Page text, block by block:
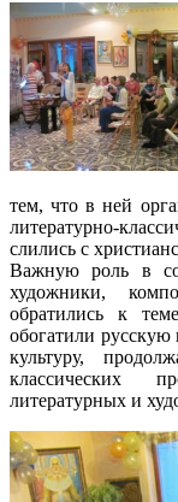
тем, что в ней
литературно-
слились с
Важную роль в
художники,
обратились к
обогатили
культуру,
классических
литературных и